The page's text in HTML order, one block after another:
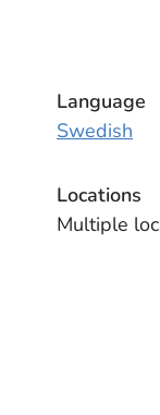
Language
Swedish
Locations
Multiple